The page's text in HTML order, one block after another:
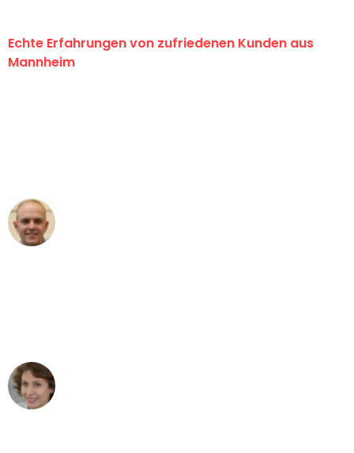
Echte Erfahrungen von zufriedenen Kunden aus
Mannheim